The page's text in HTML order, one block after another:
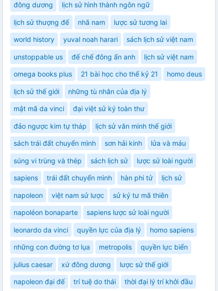
đông dương lịch sử hình thành ngôn ngữ
lịch sử thượng đế nhã nam lược sử tương lai
world history yuval noah harari sách lịch sử việt nam
unstoppable us đế chế đông ấn anh lịch sử việt nam
omega books plus 21 bài học cho thế kỷ 21 homo deus
lịch sử thế giới những tù nhân của địa lý
mật mã da vinci đại việt sử ký toàn thư
đảo ngược kim tự tháp lịch sử văn minh thế giới
sách trái đất chuyển mình sơn hải kinh lửa và máu
súng vi trùng và thép sách lịch sử lược sử loài người
sapiens trái đất chuyển mình hàn phi tử lịch sử
napoleon việt nam sử lược sử ký tư mã thiên
napoléon bonaparte sapiens lược sử loài người
leonardo da vinci quyền lực của địa lý homo sapiens
những con đường tơ lụa metropolis quyền lực biển
julius caesar xứ đông dương lược sử thế giới
napoleon đại đế trí tuệ do thái thời đại lý trí khởi đầu